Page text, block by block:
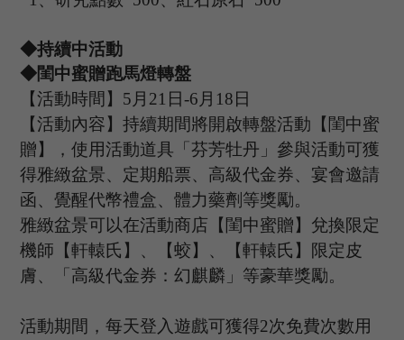
◆持續中活動
◆閨中蜜贈跑馬燈轉盤
【活動時間】 5 月 21 日-6 月 18日
【活動內容】持續期間將開啟轉盤活動【閨中蜜
贈】，使用活動道具 「芬芳牡丹」 參與活動可獲
得雅緻盆景、定期船票、高級代金券、宴會邀請
函、覺醒代幣禮盒、體力藥劑等獎勵。
雅緻盆景可以在活動商店【閨中蜜贈】兌換限定
機師【軒轅氏】、【蛟】、【軒轅氏】限定皮
膚、
「 高級代金券：幻麒麟 」 等豪華獎勵。
活動期間，每天登入遊戲可獲得2次免費次數用